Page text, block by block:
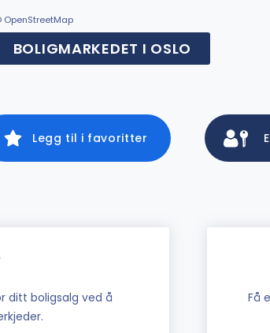
OpenStreetMap
BOLIGMARKEDET I OSLO
Legg til i favoritter
ditt boligsalg ved å
Få